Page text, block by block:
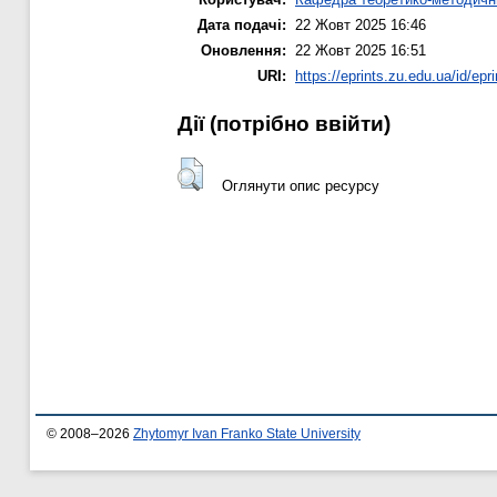
Дата подачі: 22 Жовт 2025 16:46
Оновлення: 22 Жовт 2025 16:51
URI:
https://eprints.zu.edu.ua/id/
Дії ​​(потрібно ввійти)
Оглянути опис ресурсу
© 2008–2026 Zhytomyr Ivan Franko State University